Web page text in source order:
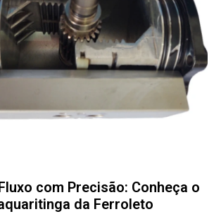
com Precisão: Conheça o
da Ferroleto